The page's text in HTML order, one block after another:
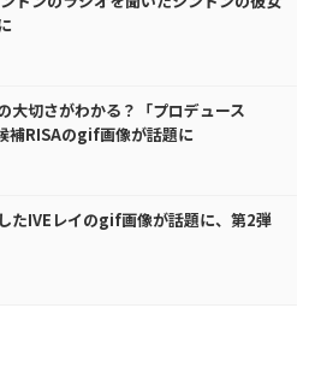
大切さがわかる？「プロデュース
補RISAのgif画像が話題に
たIVEレイのgif画像が話題に、第2弾